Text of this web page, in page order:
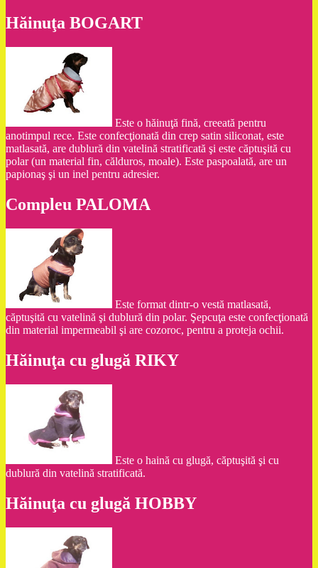
Hăinuţa BOGART
Este o hăinuţă fină, creeată pentru
anotimpul rece. Este confecţionată din crep satin siliconat, este
matlasată, are dublură din vatelină stratificată şi este căptuşită cu
polar (un material fin, călduros, moale). Este paspoalată, are un
papionaş şi un inel pentru adresier.
Compleu PALOMA
Este format dintr-o vestă matlasată,
căptuşită cu vatelină şi dublură din polar. Şepcuţa este confecţionată
din material impermeabil şi are cozoroc, pentru a proteja ochii.
Hăinuţa cu glugă RIKY
Este o haină cu glugă, căptuşită şi cu
dublură din vatelină stratificată.
Hăinuţa cu glugă HOBBY